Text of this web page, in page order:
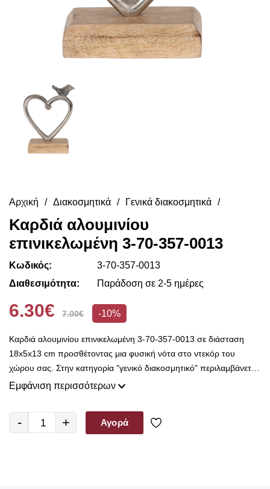
Αρχική Διακοσμητικά Γενικά διακοσμητικά
Καρδιά αλουμινίου
επινικελωμένη 3-70-357-0013
Κωδικός:
3-70-357-0013
Διαθεσιμότητα:
Παράδοση σε 2-5 ημέρες
6.30€ 7.00€ -10%
Καρδιά αλουμινίου επινικελωμένη 3-70-357-0013 σε διάσταση
18x5x13 cm προσθέτοντας μια φυσική νότα στο ντεκόρ του
χώρου σας. Στην κατηγορία "γενικό διακοσμητικό" περιλαμβάνεται
μια μεγάλη συλλογή από διακοσμητικά διαφόρων ειδών για όλους
και συνδυάστε τα με τα έπιπλα του σπιτιού σας και το γενικότερο
στυλ που επικρατεί, διευρύνοντας τη λειτουργικότητά του.
Εμφάνιση περισσότερων
- + Αγορά